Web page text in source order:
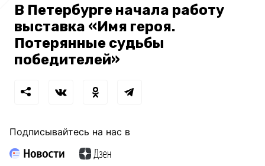
В Петербурге начала работу
выставка «Имя героя.
Потерянные судьбы
победителей»
Подписывайтесь на нас в